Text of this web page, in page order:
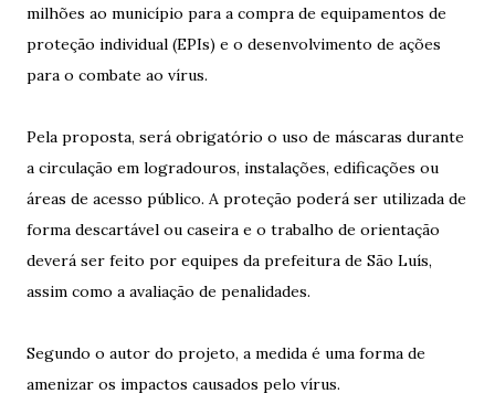
milhões ao município para a compra de equipamentos de
proteção individual (EPIs) e o desenvolvimento de ações
para o combate ao vírus.
Pela proposta, será obrigatório o uso de máscaras durante
a circulação em logradouros, instalações, edificações ou
áreas de acesso público. A proteção poderá ser utilizada de
forma descartável ou caseira e o trabalho de orientação
deverá ser feito por equipes da prefeitura de São Luís,
assim como a avaliação de penalidades.
Segundo o autor do projeto, a medida é uma forma de
amenizar os impactos causados pelo vírus.